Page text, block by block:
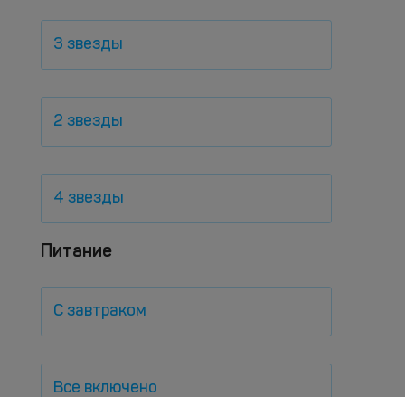
3 звезды
2 звезды
4 звезды
Питание
С завтраком
Все включено